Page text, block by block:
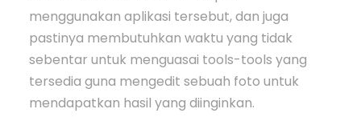
menggunakan aplikasi tersebut, dan juga
pastinya membutuhkan waktu yang tidak
sebentar untuk menguasai tools-tools yang
tersedia guna mengedit sebuah foto untuk
mendapatkan hasil yang diinginkan.